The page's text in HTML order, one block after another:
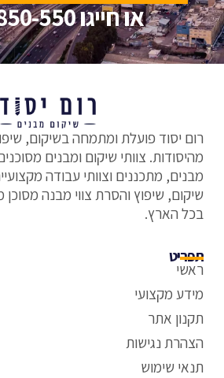
או חייגו 09-3850-550
רום יסוד פועלת ומתמחה בשיקום,
מהיסודות. צוותי שיקום ומבנים
מבנים, מתכננים וצוותי עבודה
שיקום, שיפוץ והסרת צווי מבנה מסוכן
בכל הארץ.
תפריט
ראשי
מידע מקצועי
תקנון אתר
הצהרת נגישות
תנאי שימוש